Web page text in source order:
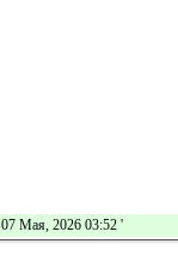
07 Мая, 2026 03:52 '